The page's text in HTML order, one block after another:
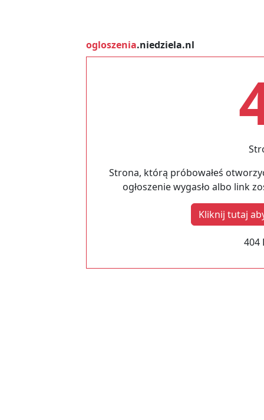
ogloszenia.niedziela.nl
Strona, którą próbowałeś
ogłoszenie wygasło albo link
Kliknij tutaj
404